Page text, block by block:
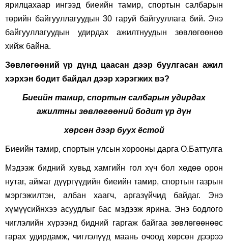
ярилцахаар ингээд биеийн тамир, спортын салбарын
төрийн байгууллагуудын 30 гаруй байгууллага бий. Энэ
байгууллагуудын удирдах ажилтнуудын зөвлөгөөнөө
хийж байна.
Зөвлөгөөний үр дүнд цаасан дээр буулгасан ажил
хэрхэн бодит байдал дээр хэрэгжих вэ?
Биеийн тамир, спортын салбарын удирдах
ажилтны зөвлөгөөний бодит үр дүн
хөрсөн дээр буух ёстой
Биеийн тамир, спортын улсын хорооны дарга О.Баттулга
Мэдээж бидний хувьд хамгийн гол хүч бол хөдөө орон
нутаг, аймаг дүүргүүдийн биеийн тамир, спортын газрын
мэргэжилтэн, албан хаагч, аргазүйчид байдаг. Энэ
хүмүүсийнхээ асуудлыг бас мэдээж ярина. Энэ бодлого
чиглэлийн хүрээнд бидний гаргаж байгаа зөвлөгөөнөөс
гарах удирдамж, чиглэлүүд маань очоод хөрсөн дээрээ